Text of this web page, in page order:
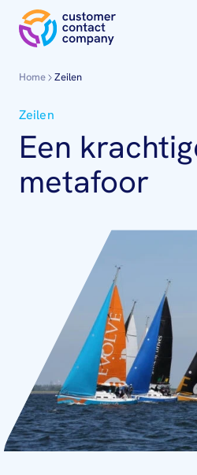
Home Zeilen
Zeilen
Een
metafoor